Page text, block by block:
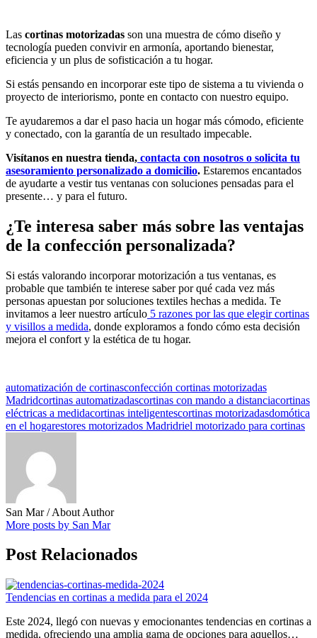
Las cortinas motorizadas son una muestra de cómo diseño y
tecnología pueden convivir en armonía, aportando bienestar,
eficiencia y un plus de sofisticación a tu hogar.
Si estás pensando en incorporar este tipo de sistema a tu vivienda o
proyecto de interiorismo, ponte en contacto con nuestro equipo.
Te ayudaremos a dar el paso hacia un hogar más cómodo, eficiente
y conectado, con la garantía de un resultado impecable.
Visítanos en nuestra tienda, contacta con nosotros o solicita tu
asesoramiento personalizado a domicilio. Estaremos encantados
de ayudarte a vestir tus ventanas con soluciones pensadas para el
presente… y para el futuro.
¿Te interesa saber más sobre las ventajas
de la confección personalizada?
Si estás valorando incorporar motorización a tus ventanas, es
probable que también te interese saber por qué cada vez más
personas apuestan por soluciones textiles hechas a medida. Te
invitamos a leer nuestro artículo 5 razones por las que elegir cortinas
y visillos a medida, donde exploramos a fondo cómo esta decisión
mejora el confort y la estética de tu hogar.
automatización de cortinasconfección cortinas motorizadas
Madridcortinas automatizadascortinas con mando a distanciacortinas
eléctricas a medidacortinas inteligentescortinas motorizadasdomótica
en el hogarestores motorizados Madridriel motorizado para cortinas
San Mar/ About Author
More posts by San Mar
Post Relacionados
Tendencias en cortinas a medida para el 2024
Este 2024, llegó con nuevas y emocionantes tendencias en cortinas a
medida, ofreciendo una amplia gama de opciones para aquellos…